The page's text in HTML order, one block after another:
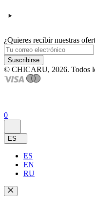
¿Quieres recibir nuestras
Suscribirse
© CHICARU, 2026. Todos
0
ES
ES
EN
RU